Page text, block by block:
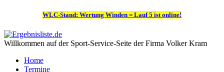
WLC-Stand: Wertung Winden = Lauf 5 ist online!
Willkommen auf der Sport-Service-Seite der Firma Volker Kram
Home
Termine